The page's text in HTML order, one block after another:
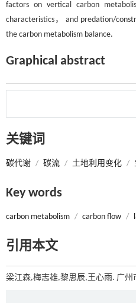
factors on vertical carbon
characteristics， and predation/
the carbon metabolism balance.
Graphical abstract
关键词
碳代谢 / 碳流 / 土地利用变化 /
Key words
carbon metabolism / carbon flow /
引用本文
梁江森,梅志雄,黎思辰,王心雨. 广